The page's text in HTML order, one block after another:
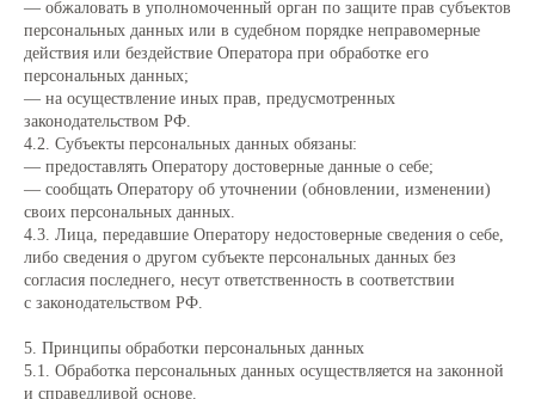
— обжаловать в уполномоченный орган по защите прав субъектов
персональных данных или в судебном порядке неправомерные
действия или бездействие Оператора при обработке его
персональных данных;
— на осуществление иных прав, предусмотренных
законодательством РФ.
4.2. Субъекты персональных данных обязаны:
— предоставлять Оператору достоверные данные о себе;
— сообщать Оператору об уточнении (обновлении, изменении)
своих персональных данных.
4.3. Лица, передавшие Оператору недостоверные сведения о себе,
либо сведения о другом субъекте персональных данных без
согласия последнего, несут ответственность в соответствии
с законодательством РФ.
5. Принципы обработки персональных данных
5.1. Обработка персональных данных осуществляется на законной
и справедливой основе.